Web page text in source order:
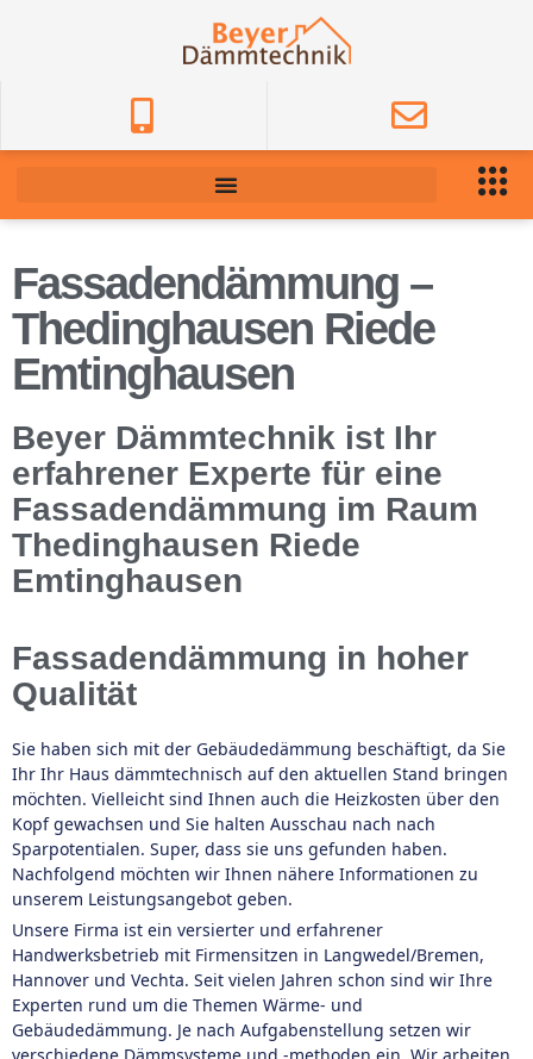
Fassadendämmung –
Thedinghausen Riede
Emtinghausen
Beyer Dämmtechnik ist Ihr
erfahrener Experte für eine
Fassadendämmung im Raum
Thedinghausen Riede
Emtinghausen
Fassadendämmung in hoher
Qualität
Sie haben sich mit der Gebäudedämmung beschäftigt, da Sie
Ihr Ihr Haus dämmtechnisch auf den aktuellen Stand bringen
möchten. Vielleicht sind Ihnen auch die Heizkosten über den
Kopf gewachsen und Sie halten Ausschau nach nach
Sparpotentialen. Super, dass sie uns gefunden haben.
Nachfolgend möchten wir Ihnen nähere Informationen zu
unserem Leistungsangebot geben.
Unsere Firma ist ein versierter und erfahrener
Handwerksbetrieb mit Firmensitzen in Langwedel/Bremen,
Hannover und Vechta. Seit vielen Jahren schon sind wir Ihre
Experten rund um die Themen Wärme- und
Gebäudedämmung. Je nach Aufgabenstellung setzen wir